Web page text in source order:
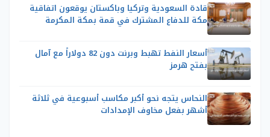
قادة السعودية وتركيا وباكستان يوقعون اتفاقية
مكة للدفاع المشترك في قمة بمكة المكرمة
أسعار النفط تهبط وبرنت دون 82 دولاراً مع آمال
بفتح هرمز
النحاس يتجه نحو أكبر مكاسب أسبوعية في ثلاثة
أشهر بفعل مخاوف الإمدادات